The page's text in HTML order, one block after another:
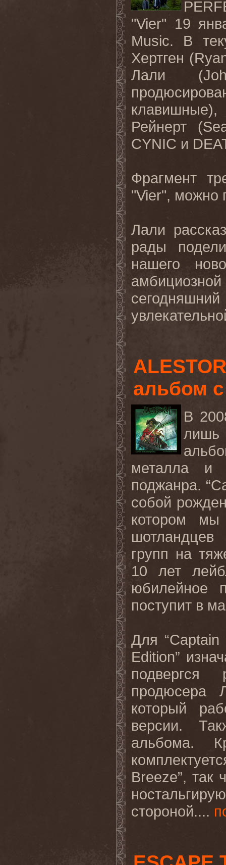
"Vier" 19
Music. В
Хертген
Лали
клавишные
Рейнерт
CYNIC и
Фрагмент
"Vier", можно
Лали
рады
нашего
альбом
В
лишь
металла и
поджанра. “
собой
котором мы
групп на
10 лет
юбилейное
поступит в
Для “Captain
Edition”
подвергся
продюсера
который
версии.
альбома.
Breeze”,так
стороной....